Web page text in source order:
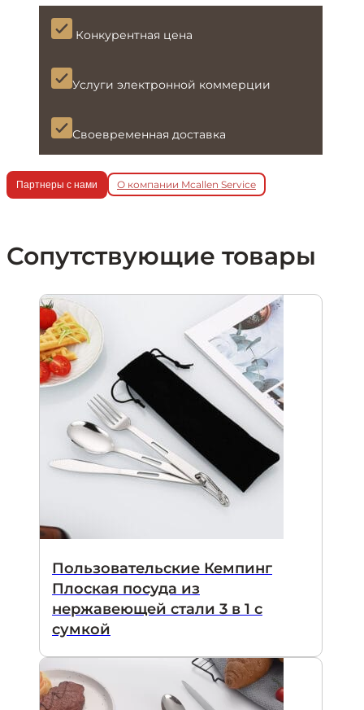
Конкурентная цена
Услуги электронной коммерции
Своевременная доставка
Партнеры с нами О компании Mcallen Service
Сопутствующие товары
Пользовательские Кемпинг
Плоская посуда из
нержавеющей стали 3 в 1 с
сумкой